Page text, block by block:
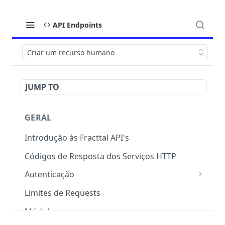
API Endpoints
Criar um recurso humano
JUMP TO
GERAL
Introdução às Fracttal API's
Códigos de Resposta dos Serviços HTTP
Autenticação
OAuth 2.0
Limites de Requests
Módulos